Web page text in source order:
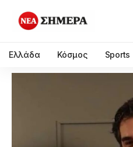
Ελλάδα Κόσμος Sports